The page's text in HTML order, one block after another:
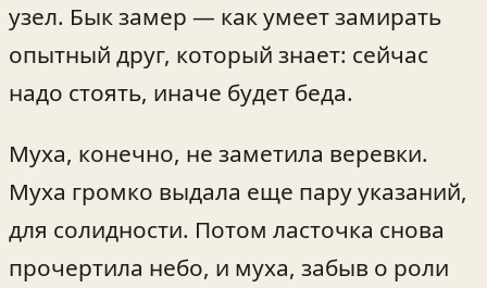
узел. Бык замер — как умеет замирать
опытный друг, который знает: сейчас
надо стоять, иначе будет беда.
Муха, конечно, не заметила веревки.
Муха громко выдала еще пару указаний,
для солидности. Потом ласточка снова
прочертила небо, и муха, забыв о роли